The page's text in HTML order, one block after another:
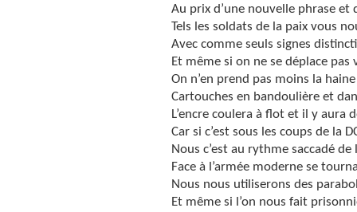
Au prix d’une nouvelle phrase et
Tels les soldats de la paix vous
Avec comme seuls signes
Et même si on ne se déplace
On n’en prend pas moins la
Cartouches en bandoulière et
L’encre coulera à flot et il y aura
Car si c’est sous les coups de la
Nous c’est au rythme saccadé
Face à l’armée moderne se
Nous nous utiliserons des
Et même si l’on nous fait